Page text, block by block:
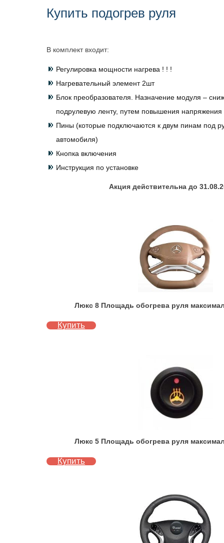
Купить подогрев руля
В комплект входит:
Регулировка мощности нагрева ! ! !
Нагревательный элемент 2шт
Блок преобразователя. Назначение модуля –
подрулевую ленту, путем повышения напряжения
Пины (которые подключаются к двум пинам под
автомобиля)
Кнопка включения
Инструкция по установке
Акция действительна до
Люкс 8 Площадь обогрева руля
Купить
Люкс 5 Площадь обогрева руля
Купить